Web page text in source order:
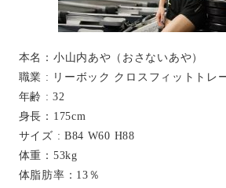
本名：小山内あや（おさないあや）
職業 : リーボック クロスフィットトレ
年齢 : 32
身長：175cm
サイズ : B84 W60 H88
体重：53kg
体脂肪率：13％